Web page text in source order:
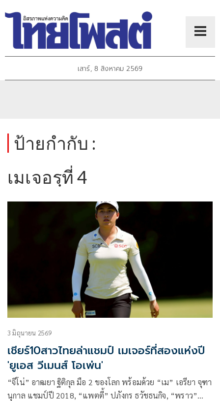
เสาร์, 8 สิงหาคม 2569
ป้ายกำกับ :
เมเจอรฺที่ 4
3 มิถุนายน 2569
เชียร์10สาวไทยล่าแชมป์ เมเจอร์ที่สองแห่งปี
'ยูเอส วีเมนส์ โอเพ่น'
“จีโน่” อาฒยา ฐิติกุล มือ 2 ของโลก พร้อมด้วย “เม” เอรียา จุฑา
นุกาล แชมป์ปี 2018, “แพตตี้” ปภังกร ธวัชธนกิจ, “พราว”